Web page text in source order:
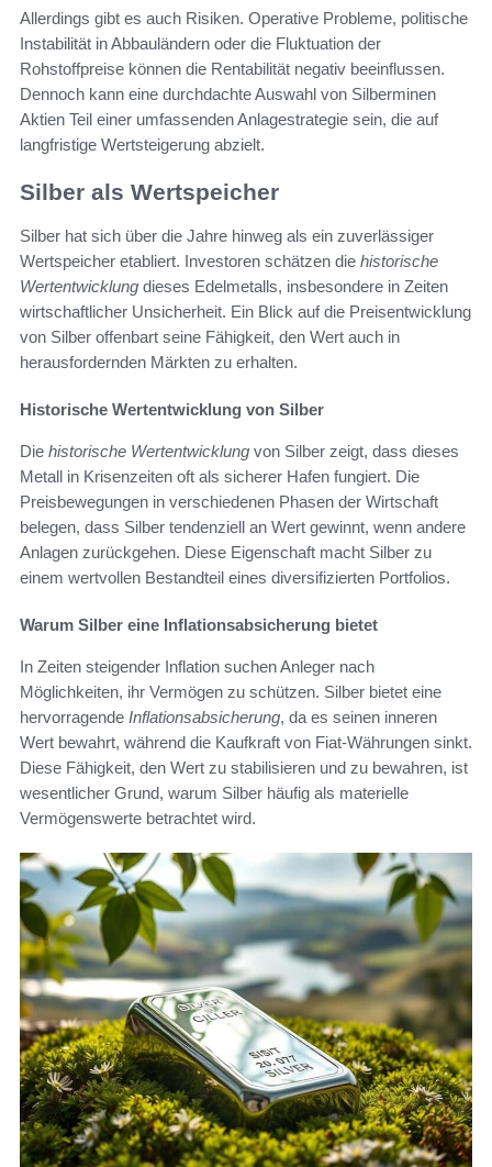
Allerdings gibt es auch Risiken. Operative Probleme, politische
Instabilität in Abbauländern oder die Fluktuation der
Rohstoffpreise können die Rentabilität negativ beeinflussen.
Dennoch kann eine durchdachte Auswahl von Silberminen
Aktien Teil einer umfassenden Anlagestrategie sein, die auf
langfristige Wertsteigerung abzielt.
Silber als Wertspeicher
Silber hat sich über die Jahre hinweg als ein zuverlässiger
Wertspeicher etabliert. Investoren schätzen die historische
Wertentwicklung dieses Edelmetalls, insbesondere in Zeiten
wirtschaftlicher Unsicherheit. Ein Blick auf die Preisentwicklung
von Silber offenbart seine Fähigkeit, den Wert auch in
herausfordernden Märkten zu erhalten.
Historische Wertentwicklung von Silber
Die historische Wertentwicklung von Silber zeigt, dass dieses
Metall in Krisenzeiten oft als sicherer Hafen fungiert. Die
Preisbewegungen in verschiedenen Phasen der Wirtschaft
belegen, dass Silber tendenziell an Wert gewinnt, wenn andere
Anlagen zurückgehen. Diese Eigenschaft macht Silber zu
einem wertvollen Bestandteil eines diversifizierten Portfolios.
Warum Silber eine Inflationsabsicherung bietet
In Zeiten steigender Inflation suchen Anleger nach
Möglichkeiten, ihr Vermögen zu schützen. Silber bietet eine
hervorragende Inflationsabsicherung, da es seinen inneren
Wert bewahrt, während die Kaufkraft von Fiat-Währungen sinkt.
Diese Fähigkeit, den Wert zu stabilisieren und zu bewahren, ist
wesentlicher Grund, warum Silber häufig als materielle
Vermögenswerte betrachtet wird.